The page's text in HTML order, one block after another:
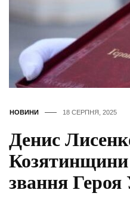
НОВИНИ 18 СЕРПНЯ, 2025
Денис
звання Героя